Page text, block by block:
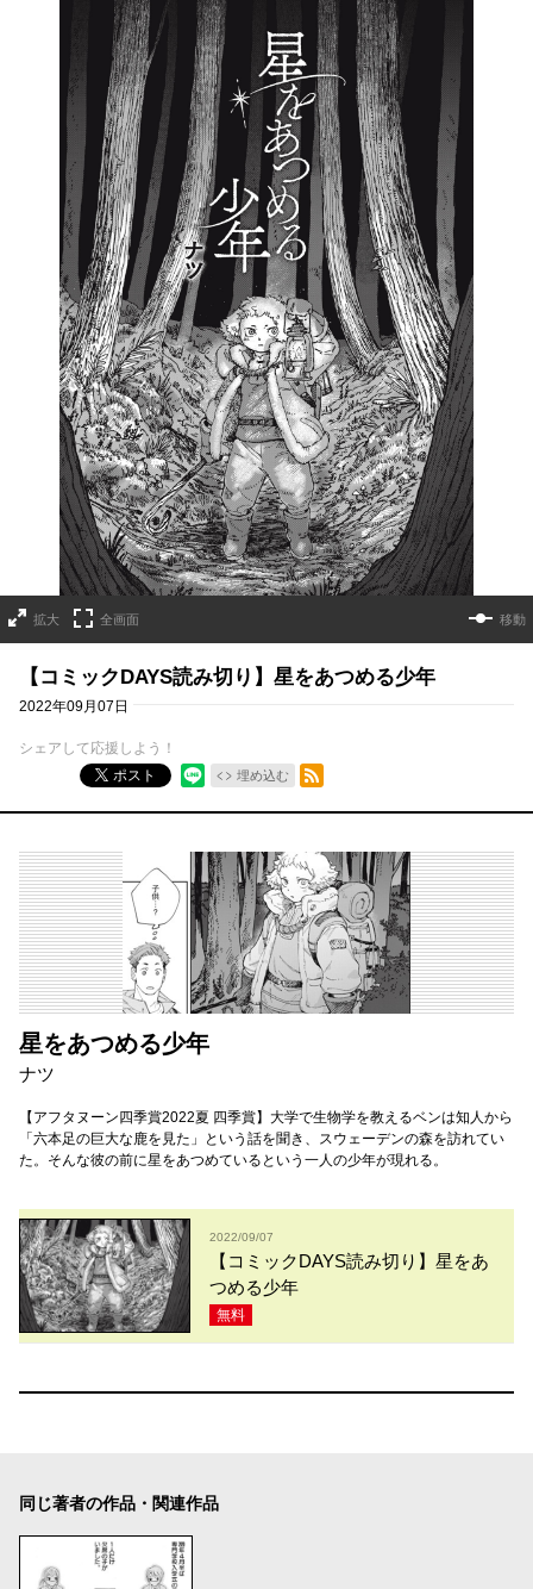
拡大 全画面 移動
【コミックDAYS読み切り】星をあつめる少年
2022年09月07日
シェアして応援しよう！
ポスト
埋め込む
RSSフィード
星をあつめる少年
ナツ
【アフタヌーン四季賞2022夏 四季賞】大学で生物学を教えるベンは知人から
「六本足の巨大な鹿を見た」という話を聞き、スウェーデンの森を訪れてい
た。そんな彼の前に星をあつめているという一人の少年が現れる。
2022/09/07
【コミックDAYS読み切り】星をあ
つめる少年
無料
同じ著者の作品・関連作品